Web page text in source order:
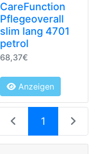
CareFunction
Pflegeoverall
slim lang 4701
petrol
68,37€
Anzeigen
1 (current)